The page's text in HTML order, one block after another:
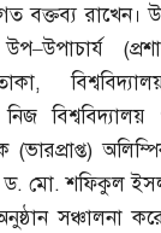
বক্তব্য রাখেন।
উপ–উপাচার্য (
,
বিশ্ববিদ্যালয়
(ভারপ্রাপ্ত)
ড. মো.শফিকুল
সঞ্চালনা